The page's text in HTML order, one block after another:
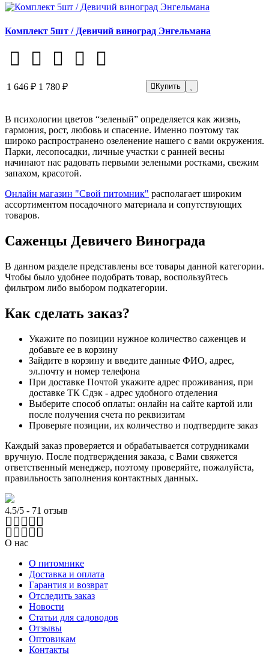
Комплект 5шт / Девичий виноград Энгельмана
1 646 ₽ 1 780 ₽ Купить
В психологии цветов “зеленый” определяется как жизнь,
гармония, рост, любовь и спасение. Именно поэтому так
широко распространено озеленение нашего с вами окружения.
Парки, лесопосадки, личные участки с ранней весны
начинают нас радовать первыми зелеными ростками, свежим
запахом, красотой.
Онлайн магазин "Свой питомник" располагает широким
ассортиментом посадочного материала и сопутствующих
товаров.
Саженцы Девичего Винограда
В данном разделе представлены все товары данной категории.
Чтобы было удобнее подобрать товар, воспользуйтесь
фильтром либо выбором подкатегории.
Как сделать заказ?
Укажите по позиции нужное количество саженцев и
добавьте ее в корзину
Зайдите в корзину и введите данные ФИО, адрес,
эл.почту и номер телефона
При доставке Почтой укажите адрес проживания, при
доставке ТК Сдэк - адрес удобного отделения
Выберите способ оплаты: онлайн на сайте картой или
после получения счета по реквизитам
Проверьте позиции, их количество и подтвердите заказ
Каждый заказ проверяется и обрабатывается сотрудниками
вручную. После подтверждения заказа, с Вами свяжется
ответственный менеджер, поэтому проверяйте, пожалуйста,
правильность заполнения контактных данных.
4.5/5 - 71 отзыв
О нас
О питомнике
Доставка и оплата
Гарантия и возврат
Отследить заказ
Новости
Статьи для садоводов
Отзывы
Оптовикам
Контакты